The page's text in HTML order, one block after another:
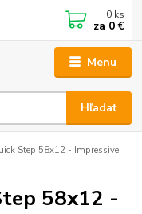
Menu
Hľadať
0 ks
za 0 €
Step 58x12 - Impressive
58x12 -